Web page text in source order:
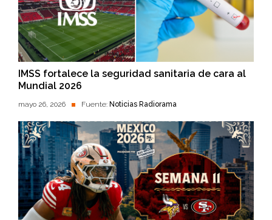
IMSS fortalece la seguridad sanitaria de cara al
Mundial 2026
mayo 26, 2026 Fuente: Noticias Radiorama